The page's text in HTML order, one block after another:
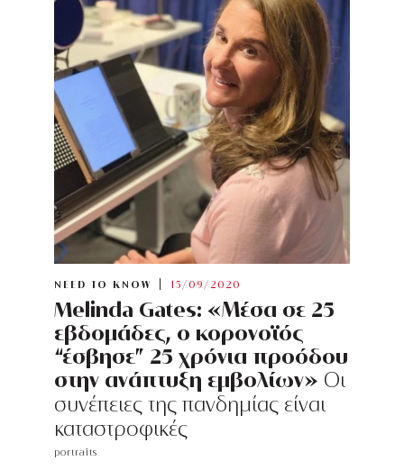
NEED TO KNOW 15/09/2020
Melinda Gates: «Μέσα σε 25
εβδομάδες, ο κορονοϊός
“έσβησε” 25 χρόνια προόδου
στην ανάπτυξη εμβολίων» Οι
συνέπειες της πανδημίας είναι
καταστροφικές
portraits